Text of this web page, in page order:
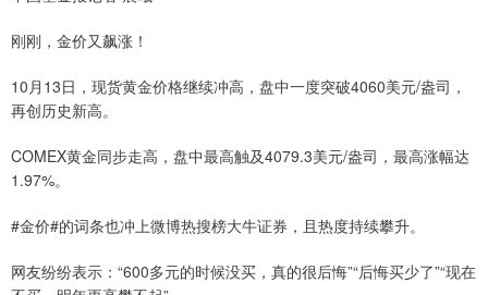
刚刚，金价又飙涨！
10月13日，现货黄金价格继续冲高，盘中一度突破4060美元/盎司，
再创历史新高。
COMEX黄金同步走高，盘中最高触及4079.3美元/盎司，最高涨幅达
1.97%。
#金价#的词条也冲上微博热搜榜大牛证券，且热度持续攀升。
网友纷纷表示：“600多元的时候没买，真的很后悔”“后悔买少了”“现在